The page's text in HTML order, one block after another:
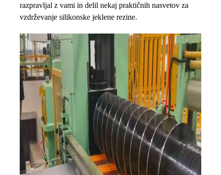
razpravljal z vami in delil nekaj praktičnih nasvetov za
vzdrževanje silikonske jeklene rezine.